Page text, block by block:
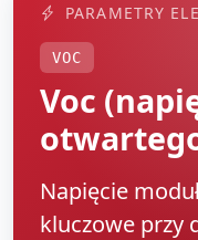
PARAMETRY
VOC
Voc
Napięcie
kluczowe przy